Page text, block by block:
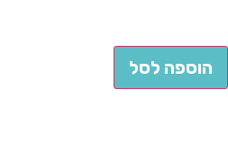
הוספה לסל